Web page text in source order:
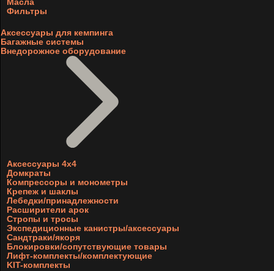
Фильтры
Аксессуары для кемпинга
Багажные системы
Внедорожное оборудование
Аксессуары 4х4
Домкраты
Компрессоры и монометры
Крепеж и шаклы
Лебедки/принадлежности
Расширители арок
Стропы и тросы
Экспедиционные канистры/аксессуары
Сандтраки/якоря
Блокировки/сопутствующие товары
Лифт-комплекты/комплектующие
KIT-комплекты